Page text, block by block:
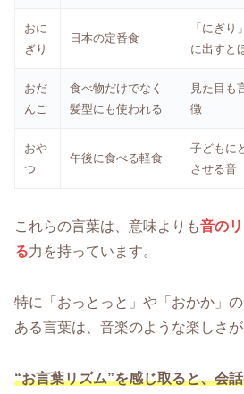
おに
ぎり
日本の定番食
「にぎり
に出すと
おだ
んご
食べ物だけでなく
髪型にも使われる
見た目も
徴
おや
つ
午後に食べる軽食
子どもに
させる音
これらの言葉は、意味よりも音の
る力を持っています。
特に「おっとっと」や「おかか」
ある言葉は、音楽のような楽しさが
“お言葉リズム”を感じ取ると、会